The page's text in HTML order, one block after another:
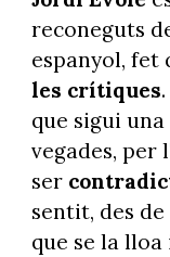
reconeguts
espanyol, fet
les crítiques
que sigui
vegades, per
ser
sentit, des de
que se la